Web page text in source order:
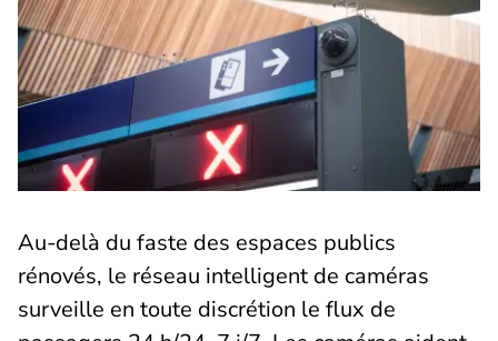
Au-delà du faste des espaces publics
rénovés, le réseau intelligent de caméras
surveille en toute discrétion le flux de